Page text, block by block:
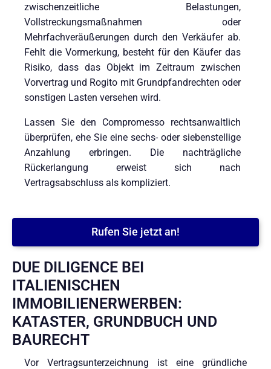
zwischenzeitliche Belastungen,
Vollstreckungsmaßnahmen oder
Mehrfachveräußerungen durch den Verkäufer ab.
Fehlt die Vormerkung, besteht für den Käufer das
Risiko, dass das Objekt im Zeitraum zwischen
Vorvertrag und Rogito mit Grundpfandrechten oder
sonstigen Lasten versehen wird.
Lassen Sie den Compromesso rechtsanwaltlich
überprüfen, ehe Sie eine sechs- oder siebenstellige
Anzahlung erbringen. Die nachträgliche
Rückerlangung erweist sich nach
Vertragsabschluss als kompliziert.
Rufen Sie jetzt an!
DUE DILIGENCE BEI
ITALIENISCHEN
IMMOBILIENERWERBEN:
KATASTER, GRUNDBUCH UND
BAURECHT
Vor Vertragsunterzeichnung ist eine gründliche